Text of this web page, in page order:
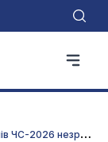
С
правді час початку матчів ЧС-2026 незручний для українських вболівальників: даємо повну картину по слотах